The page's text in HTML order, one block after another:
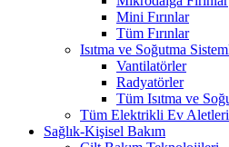
Mini Fırınlar
Tüm Fırınlar
Isıtma ve Soğutma
Vantilatörler
Radyatörler
Tüm Isıtma ve
Tüm Elektrikli Ev Aletleri
Sağlık-Kişisel Bakım